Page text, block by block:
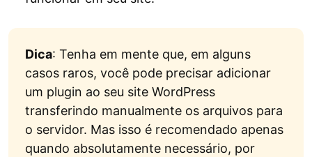
Dica: Tenha em mente que, em alguns
casos raros, você pode precisar adicionar
um plugin ao seu site WordPress
transferindo manualmente os arquivos para
o servidor. Mas isso é recomendado apenas
quando absolutamente necessário, por